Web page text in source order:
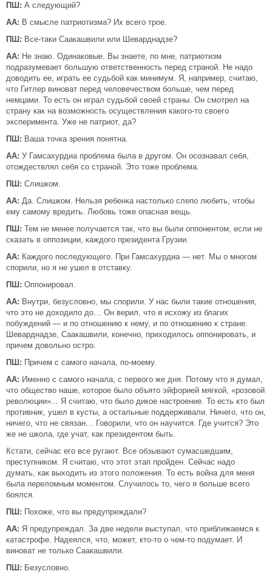
ПШ: А следующий?
АА: В смысле патриотизма? Их всего трое.
ПШ: Все-таки Саакашвили или Шеварднадзе?
АА: Не знаю. Одинаковые. Вы знаете, по мне, патриотизм
подразумевает большую ответственность перед страной. Не надо
доводить ее, играть ее судьбой как минимум. Я, например, считаю,
что Гитлер виноват перед человечеством больше, чем перед
немцами. То есть он играл судьбой своей страны. Он смотрел на
страну как на возможность осуществления какого-то своего
эксперимента. Уже не патриот, да?
ПШ: Ваша точка зрения понятна.
АА: У Гамсахурдиа проблема была в другом. Он осознавал себя,
отождествлял себя со страной. Это тоже проблема.
ПШ: Слишком.
АА: Да. Слишком. Нельзя ребенка настолько слепо любить, чтобы
ему самому вредить. Любовь тоже опасная вещь.
ПШ: Тем не менее получается так, что вы были оппонентом, если не
сказать в оппозиции, каждого президента Грузии.
АА: Каждого последующего. При Гамсахурдиа — нет. Мы о многом
спорили, но я не ушел в отставку.
ПШ: Оппонировал.
АА: Внутри, безусловно, мы спорили. У нас были такие отношения,
что это не доходило до… Он верил, что я исхожу из благих
побуждений — и по отношению к нему, и по отношению к стране.
Шеварднадзе, Саакашвили, конечно, приходилось оппонировать, и
причем довольно остро.
ПШ: Причем с самого начала, по-моему.
АА: Именно с самого начала, с первого же дня. Потому что я думал,
что общество наше, которое было объято эйфорией мягкой, «розовой
революции»... Я считаю, что было дикое настроение. То есть кто был
противник, ушел в кусты, а остальные поддерживали. Ничего, что он,
ничего, что не связан… Говорили, что он научится. Где учится? Это
же не школа, где учат, как президентом быть.
Кстати, сейчас его все ругают. Все обзывают сумасшедшим,
преступником. Я считаю, что этот этап пройден. Сейчас надо
думать, как выходить из этого положения. То есть война для меня
была переломным моментом. Случилось то, чего я больше всего
боялся.
ПШ: Похоже, что вы предупреждали?
АА: Я предупреждал. За две недели выступал, что приближаемся к
катастрофе. Надеялся, что, может, кто-то о чем-то подумает. И
виноват не только Саакашвили.
ПШ: Безусловно.